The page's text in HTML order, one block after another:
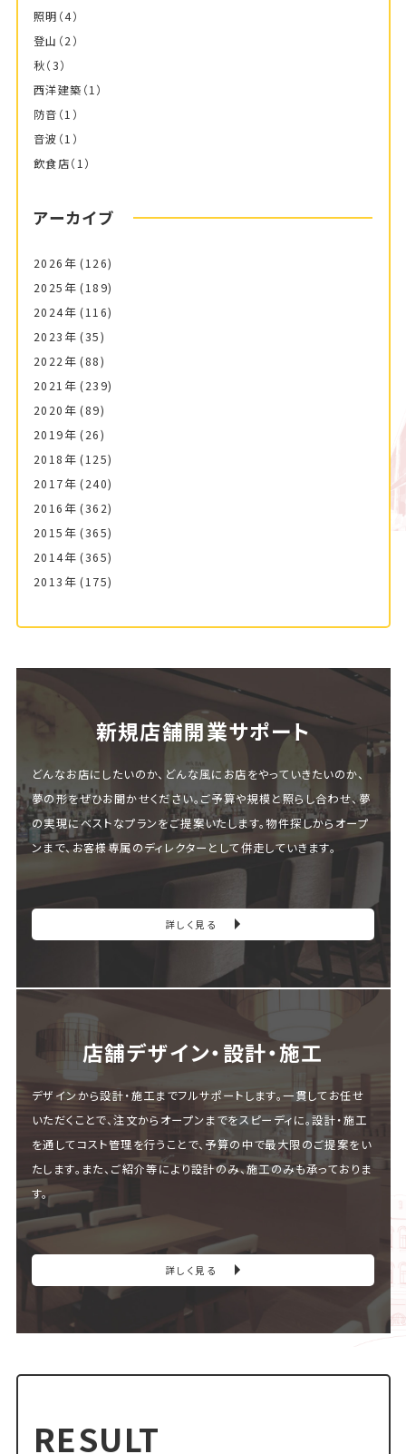
照明 （4）
登山 （2）
秋（3）
西洋建築 （1）
防音 （1）
音波 （1）
飲食店（1）
アーカイブ
2026年 (126)
2025年 (189)
2024年 (116)
2023年 (35)
2022年 (88)
2021年 (239)
2020年 (89)
2019年 (26)
2018年 (125)
2017年 (240)
2016年 (362)
2015年 (365)
2014年 (365)
2013年 (175)
新規店舗開業サポート
どんなお店にしたいのか、どんな風にお店をやっていきたいのか、
夢の形をぜひお聞かせください。ご予算や規模と照らし合わせ、夢
の実現にベストなプランをご提案いたします。物件探しからオープ
ンまで、お客様専属のディレクターとして併走していきます。
詳しく見る
店舗デザイン・設計・施⼯
デザインから設計・施工までフルサポートします。一貫してお任せ
いただくことで、注文からオープンまでをスピーディに。設計・施工
を通してコスト管理を行うことで、予算の中で最大限のご提案をい
たします。また、ご紹介等により設計のみ、施工のみも承っておりま
す。
詳しく見る
RESULT